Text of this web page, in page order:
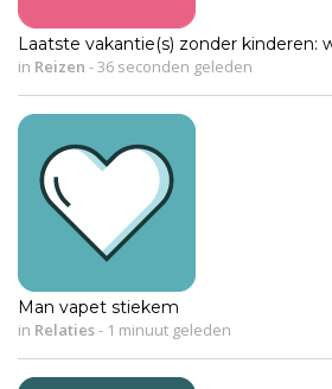
Laatste vakantie(s) zonder kinderen:
in Reizen -36 seconden geleden
Man vapet stiekem
in Relaties- 1 minuut geleden